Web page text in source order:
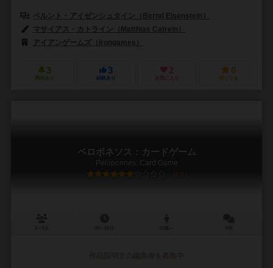
ベルント・アイゼンシュタイン（Bernd Eisenstein）
マサイアス・カトライン（Matthias Catrein）
アイアンゲームズ（Irongames）
3
興味あり
3
経験あり
2
お気に入り
6
持ってる
ペロポネソス：カードゲーム
Peloponnes: Card Game
6.0